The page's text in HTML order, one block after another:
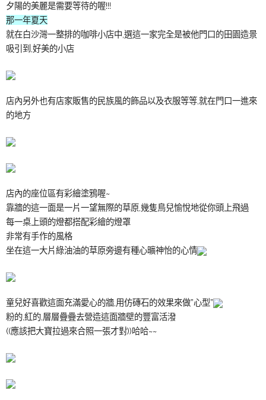
夕陽的美麗是需要等待的喔!!!
那一年夏天
就在白沙灣一整排的咖啡小店中,選這一家完全是被他門口的田園造景
吸引到,好美的小店
店內另外也有店家販售的民族風的飾品以及衣服等等,就在門口一進來
的地方
店內的座位區有彩繪塗鴉喔~
靠牆的這一面是一片一望無際的草原,幾隻鳥兒愉悅地從你頭上飛過
每一桌上頭的燈都搭配彩繪的燈罩
非常有手作的風格
坐在這一大片綠油油的草原旁邊有種心曠神怡的心情
童兒好喜歡這面充滿愛心的牆,用仿磚石的效果來做”心型”
粉的,紅的,層層疊疊去營造這面牆壁的豐富活潑
((應該把大寶拉過來合照一張才對))哈哈~~